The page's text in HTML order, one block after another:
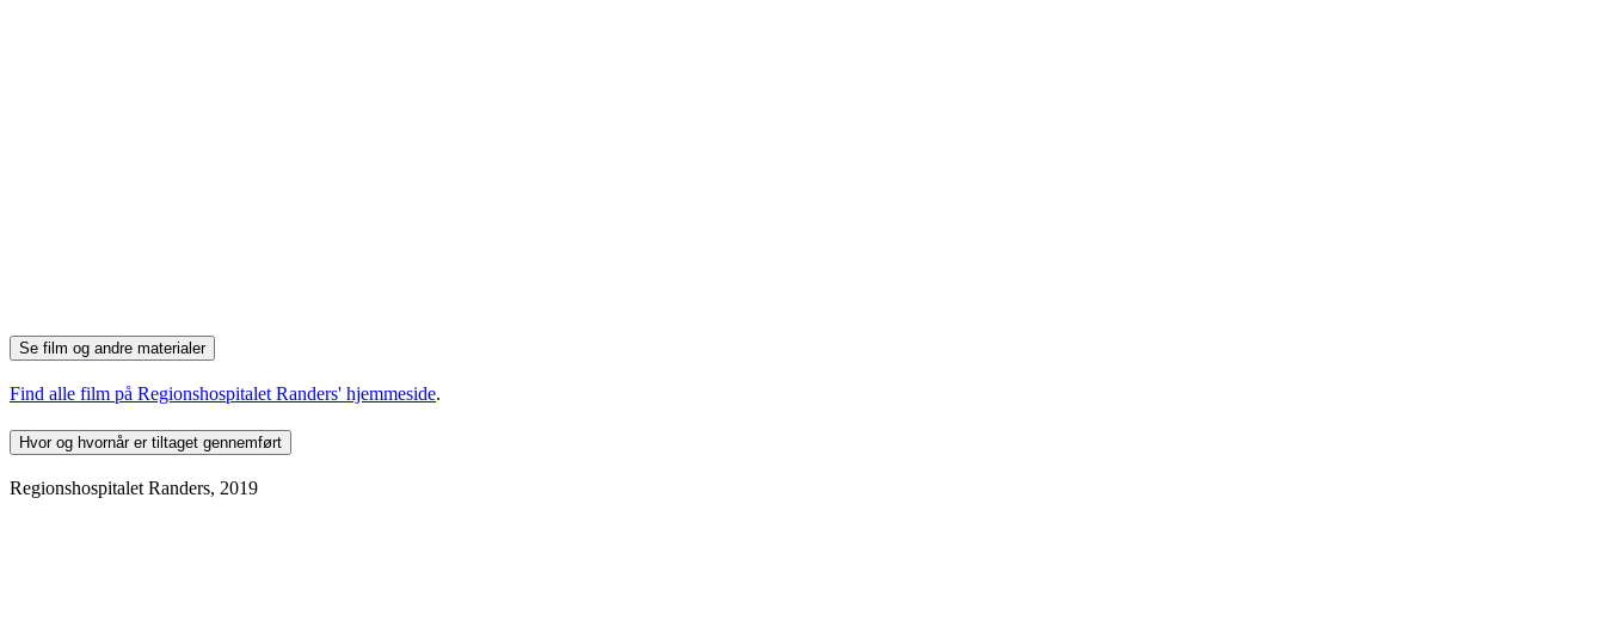
Se film og andre materialer
Find alle film på Regionshospitalet Randers' hjemmeside.
Hvor og hvornår er tiltaget gennemført
Regionshospitalet Randers, 2019